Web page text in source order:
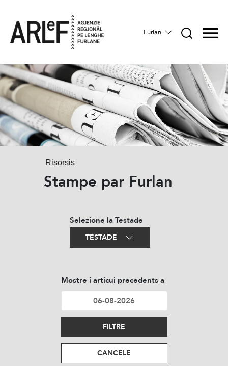
Furlan
Risorsis
Stampe par Furlan
Selezione la Testade
TESTADE
Mostre i articui precedents a
FILTRE
CANCELE